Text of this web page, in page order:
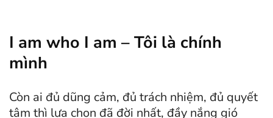
I am who I am – Tôi là chính
mình
Còn ai đủ dũng cảm, đủ trách nhiệm, đủ quyết
tâm thì lựa chọn đã đời nhất, đầy nắng gió